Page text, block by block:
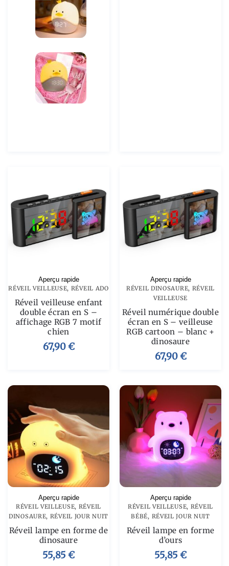
Aperçu rapide
RÉVEIL VEILLEUSE, RÉVEIL ADO
Réveil veilleuse enfant
double écran en S –
affichage RGB 7 motif
chien
67,90€
Aperçu rapide
RÉVEIL DINOSAURE, RÉVEIL
VEILLEUSE
Réveil numérique double
écran en S – veilleuse
RGB cartoon – blanc +
dinosaure
67,90€
Aperçu rapide
RÉVEIL VEILLEUSE, RÉVEIL
DINOSAURE, RÉVEIL JOUR NUIT
Réveil lampe en forme de
dinosaure
55,85 €
Aperçu rapide
RÉVEIL VEILLEUSE, RÉVEIL
BÉBÉ, RÉVEIL JOUR NUIT
Réveil lampe en forme
d’ours
55,85 €